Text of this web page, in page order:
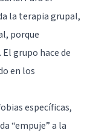
la terapia grupal,
porque
grupo hace de
en los
específicas,
“empuje” a la